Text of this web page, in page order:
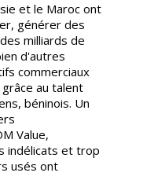
et le Maroc ont
générer des
milliards de
d'autres
commerciaux
au talent
béninois. Un
Value,
indélicats et trop
usés ont